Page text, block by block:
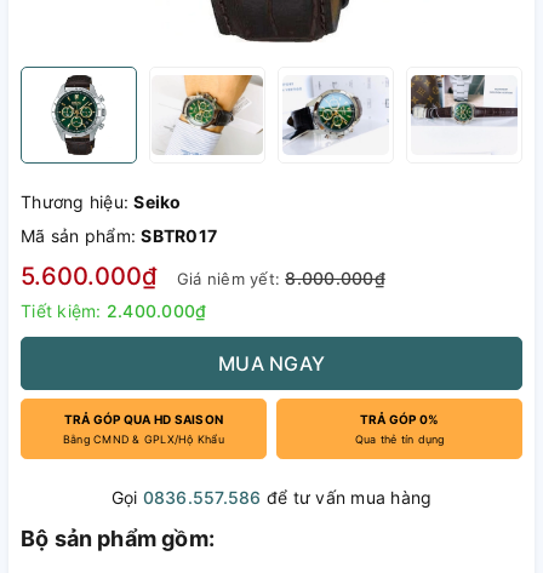
Thương hiệu:Seiko
Mã sản phẩm:SBTR017
5.600.000₫ Giá niêm yết:8.000.000₫
Tiết kiệm: 2.400.000₫
MUA NGAY
TRẢ GÓP QUA HD SAISON
Bằng CMND & GPLX/Hộ Khẩu
TRẢ GÓP 0%
Qua thẻ tín dụng
Gọi 0836.557.586 để tư vấn mua hàng
Bộ sản phẩm gồm: